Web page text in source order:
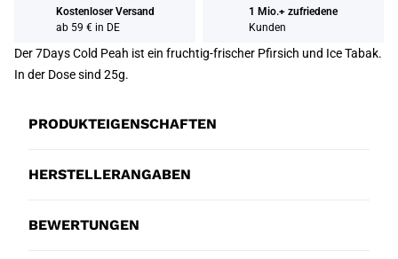
Kostenloser Versand
ab 59 € in DE
1 Mio.+ zufriedene
Kunden
Der 7Days Cold Peah ist ein fruchtig-frischer Pfirsich und Ice Tabak.
In der Dose sind 25g.
PRODUKTEIGENSCHAFTEN
HERSTELLERANGABEN
BEWERTUNGEN